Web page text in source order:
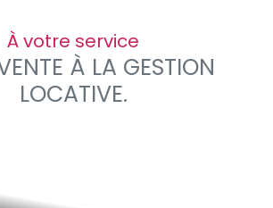
À votre service
À LA GESTION
LOCATIVE.